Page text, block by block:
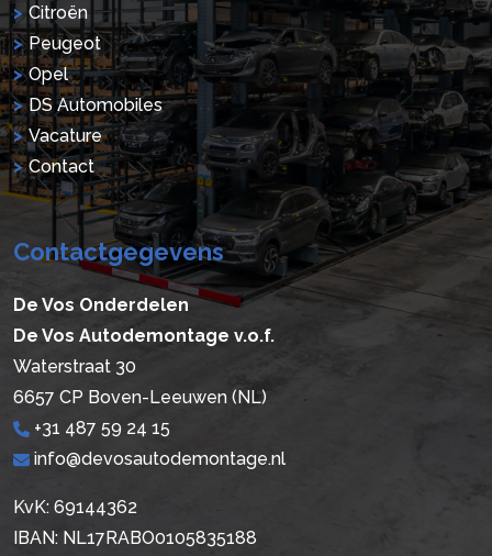
Citroën
Peugeot
Opel
DS Automobiles
Vacature
Contact
Contactgegevens
De Vos Onderdelen
De Vos Autodemontage v.o.f.
Waterstraat 30
6657 CP Boven-Leeuwen (NL)
+31 487 59 24 15
info@devosautodemontage.nl
KvK: 69144362
IBAN: NL17RABO0105835188